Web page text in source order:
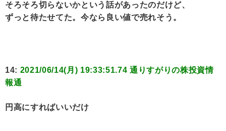
そろそろ切らないかという話があったのだけど、
ずっと待たせてた。今なら良い値で売れそう。
14: 2021/06/14(月) 19:33:51.74 通りすがりの株投資情
報通
円高にすればいいだけ